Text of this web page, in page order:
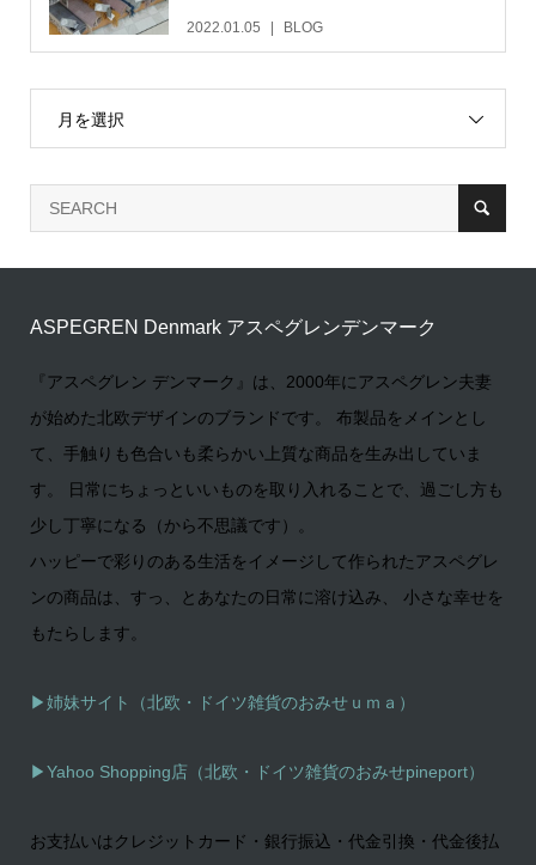
2022.01.05 BLOG
月を選択
ASPEGREN Denmark アスペグレンデンマーク
『アスペグレン デンマーク』は、2000年にアスペグレン夫妻
が始めた北欧デザインのブランドです。 布製品をメインとし
て、手触りも色合いも柔らかい上質な商品を生み出していま
す。 日常にちょっといいものを取り入れることで、過ごし方も
少し丁寧になる（から不思議です）。
ハッピーで彩りのある生活をイメージして作られたアスペグレ
ンの商品は、すっ、とあなたの日常に溶け込み、 小さな幸せを
もたらします。
▶姉妹サイト（北欧・ドイツ雑貨のおみせｕｍａ）
▶Yahoo Shopping店（北欧・ドイツ雑貨のおみせpineport）
お支払いはクレジットカード・銀行振込・代金引換・代金後払